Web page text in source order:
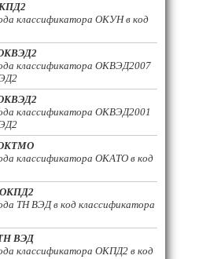
классификатора ОКУН в код
классификатора ОКВЭД2007
классификатора ОКВЭД2001
классификатора ОКАТО в код
ТН ВЭД в код классификатора
ВЭД
классификатора ОКПД2 в код